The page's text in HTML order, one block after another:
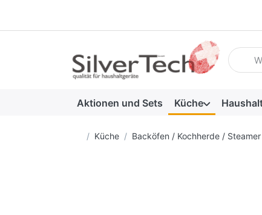
Geben
Aktionen und Sets Küche
Startseite
Küche Backöfen / Kochherde / Steamer